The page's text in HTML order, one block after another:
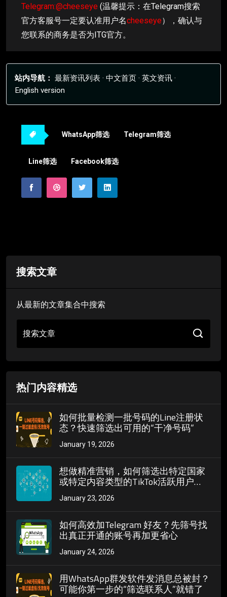
Telegram:@cheeseye (温馨提示：在Telegram搜索
官方客服号一定要认准用户名cheeseye），确认与
您联系的商务是否为ITG官方。
站内导航： 最新资讯列表 · 中文首页 · 英文资讯 ·
English version
WhatsApp筛选 Telegram筛选
Line筛选 Facebook筛选
搜索文章
从最新的文章集合中搜索
搜索文章
热门内容精选
如何批量检测一批号码的Line注册状
态？快速筛选出可用的“干净号码”
January 19, 2026
想做精准营销，如何筛选出特定国家
或特定内容类型的TikTok活跃用户
ID？
January 23, 2026
如何高效加Telegram 好友？先筛号找
出真正开通的账号再加更省心
January 24, 2026
用WhatsApp群发软件发消息总被封？
可能你第一步的“筛选联系人”就错了